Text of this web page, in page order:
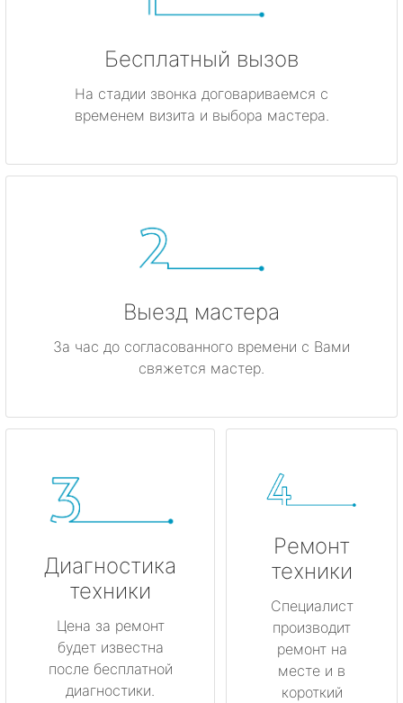
Бесплатный вызов
На стадии звонка договариваемся с
временем визита и выбора мастера.
Выезд мастера
За час до согласованного времени с Вами
свяжется мастер.
Диагностика
техники
Цена за ремонт
будет известна
после бесплатной
диагностики.
Ремонт
техники
Специалист
производит
ремонт на
месте и в
короткий